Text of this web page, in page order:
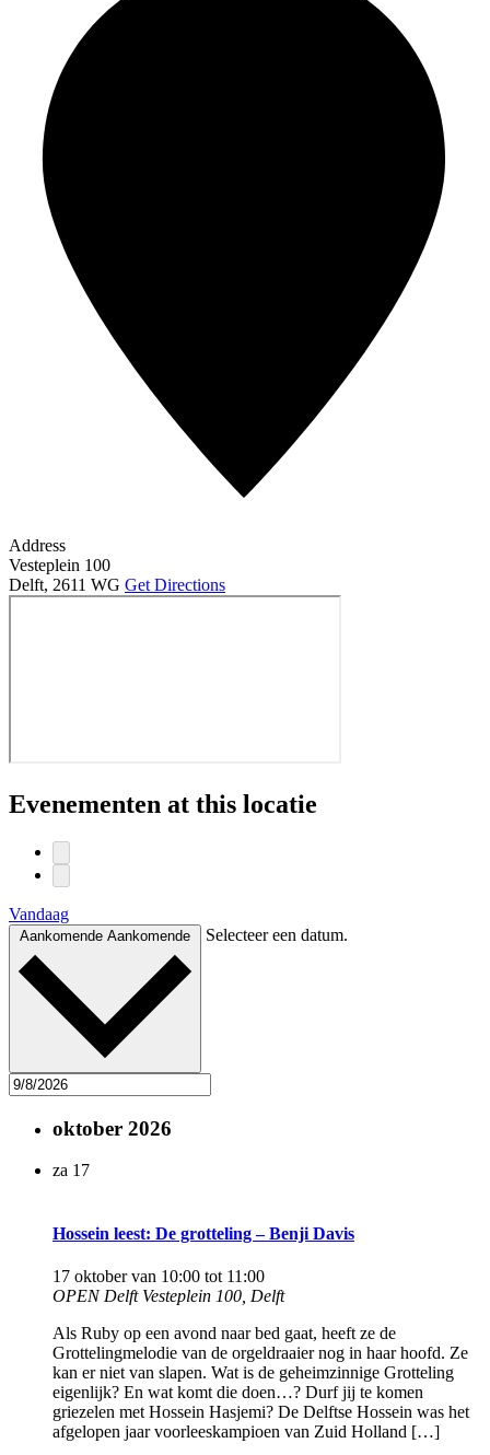
Address
Vesteplein 100
Delft, 2611 WG Get Directions
Evenementen at this locatie
Vandaag
Aankomende Aankomende Selecteer een datum.
oktober 2026
za 17
Hossein leest: De grotteling – Benji Davis
17 oktober van 10:00 tot 11:00
OPEN Delft Vesteplein 100, Delft
Als Ruby op een avond naar bed gaat, heeft ze de
Grottelingmelodie van de orgeldraaier nog in haar hoofd. Ze
kan er niet van slapen. Wat is de geheimzinnige Grotteling
eigenlijk? En wat komt die doen…? Durf jij te komen
griezelen met Hossein Hasjemi? De Delftse Hossein was het
afgelopen jaar voorleeskampioen van Zuid Holland […]